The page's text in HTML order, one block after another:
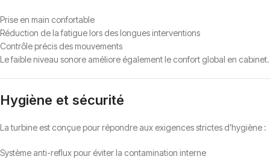
Prise en main confortable
Réduction de la fatigue lors des longues interventions
Contrôle précis des mouvements
Le faible niveau sonore améliore également le confort global en cabinet.
Hygiène et sécurité
La turbine est conçue pour répondre aux exigences strictes d’hygiène :
Système anti-reflux pour éviter la contamination interne